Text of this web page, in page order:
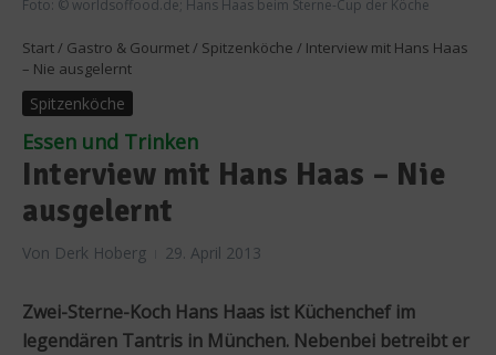
Foto: © worldsoffood.de; Hans Haas beim Sterne-Cup der Köche
Start/ Gastro & Gourmet/ Spitzenköche / Interview mit Hans Haas
– Nie ausgelernt
Spitzenköche
Essen und Trinken
Interview mit Hans Haas – Nie
ausgelernt
Von Derk Hoberg 29. April 2013
Zwei-Sterne-Koch Hans Haas ist Küchenchef im
legendären Tantris in München. Nebenbei betreibt er